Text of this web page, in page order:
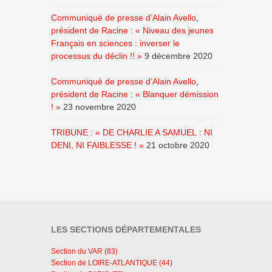
Communiqué de presse d’Alain Avello,
président de Racine : « Niveau des jeunes
Français en sciences : inverser le
processus du déclin !! » 9 décembre 2020
Communiqué de presse d’Alain Avello,
président de Racine : « Blanquer démission
! » 23 novembre 2020
TRIBUNE : « DE CHARLIE A SAMUEL : NI
DENI, NI FAIBLESSE ! » 21 octobre 2020
LES SECTIONS DÉPARTEMENTALES
Section du VAR (83)
Section de LOIRE-ATLANTIQUE (44)